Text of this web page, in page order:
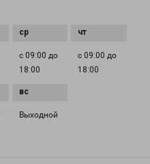
с 09:00 до
18:00
с 09:00 до
18:00
Выходной